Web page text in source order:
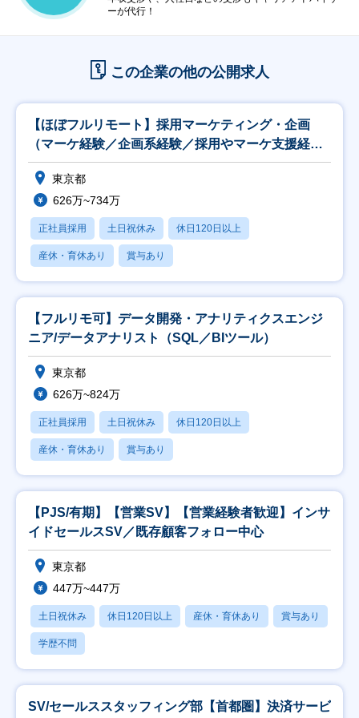
ーが代行！
この企業の他の公開求人
【ほぼフルリモート】採用マーケティング・企画
（マーケ経験／企画系経験／採用やマーケ支援経験
者歓迎）
東京都
626万~734万
正社員採用 土日祝休み 休日120日以上
産休・育休あり 賞与あり
【フルリモ可】データ開発・アナリティクスエンジ
ニア/データアナリスト（SQL／BIツール）
東京都
626万~824万
正社員採用 土日祝休み 休日120日以上
産休・育休あり 賞与あり
【PJS/有期】【営業SV】【営業経験者歓迎】インサ
イドセールスSV／既存顧客フォロー中心
東京都
447万~447万
土日祝休み 休日120日以上 産休・育休あり 賞与あり
学歴不問
SV/セールススタッフィング部【首都圏】決済サービ